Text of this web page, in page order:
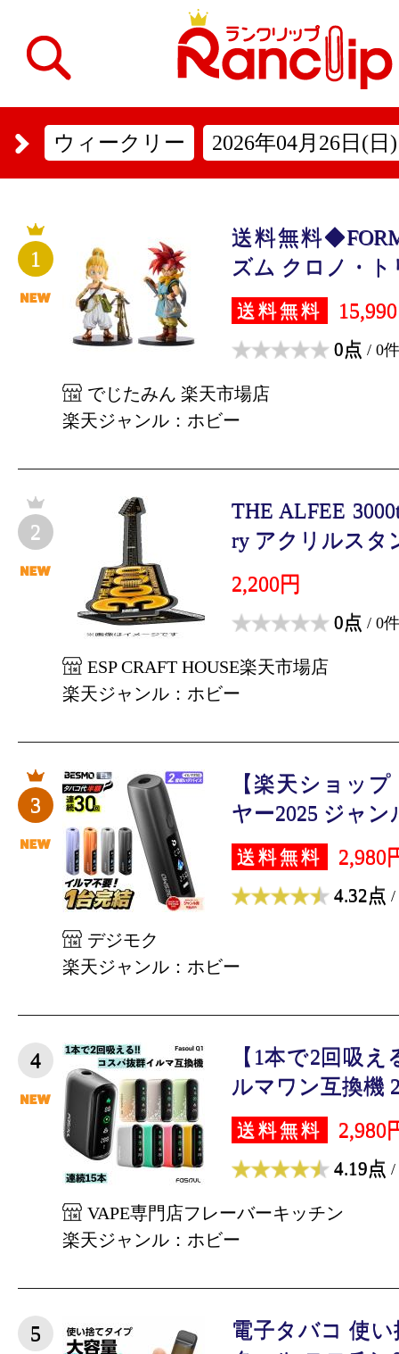
ウィークリー 2026年04月26日(日)
1
送料無料
ズム クロノ・ト
送料無料
0点 / 0件
でじたみん 楽天市場店
楽天ジャンル：ホビー
2
THE ALFEE
ry アクリルスタ
2,200円
0点 / 0件
ESP CRAFT HOUSE楽天市場店
楽天ジャンル：ホビー
3
【楽天ショッ
ヤー2025 ジャン
送料無料 2,980
4.32点 /
デジモク
楽天ジャンル：ホビー
4
【1本で2回吸
ルマワン互換機
送料無料 2,980
4.19点 /
VAPE専門店フレーバーキッチン
楽天ジャンル：ホビー
5
電子タバコ 使い